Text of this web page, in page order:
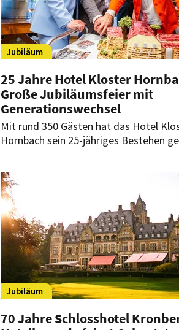
Jubiläum
25 Jahre Hotel Kloster
Große Jubiläumsfeier mit
Generationswechsel
Mit rund 350 Gästen hat das Hotel
Hornbach sein 25-jähriges Bestehen
sondern auch die Zukunft des Hauses.
Jubiläum
70 Jahre Schlosshotel